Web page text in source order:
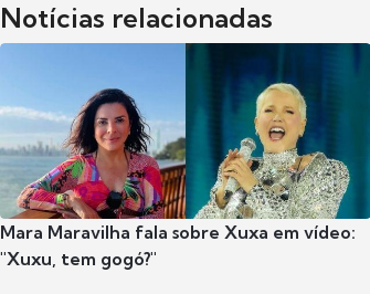
Notícias relacionadas
Mara Maravilha fala sobre Xuxa em vídeo:
"Xuxu, tem gogó?"